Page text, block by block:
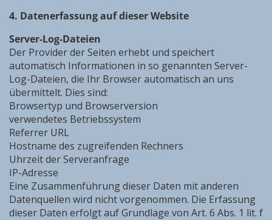
4. Datenerfassung auf dieser Website
Server-Log-Dateien
Der Provider der Seiten erhebt und speichert
automatisch Informationen in so genannten Server-
Log-Dateien, die Ihr Browser automatisch an uns
übermittelt. Dies sind:
Browsertyp und Browserversion
verwendetes Betriebssystem
Referrer URL
Hostname des zugreifenden Rechners
Uhrzeit der Serveranfrage
IP-Adresse
Eine Zusammenführung dieser Daten mit anderen
Datenquellen wird nicht vorgenommen. Die Erfassung
dieser Daten erfolgt auf Grundlage von Art. 6 Abs. 1 lit. f